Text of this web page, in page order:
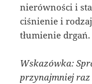
nierówności i
ciśnienie i
tłumienie drgań.
Wskazówka:
przynajmniej raz